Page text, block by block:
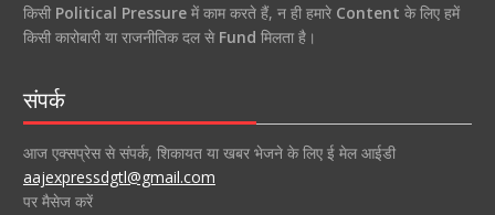
किसी Political Pressureमें काम करते हैं, न ही हमारे Content के लिए हमें
किसी कारोबारी या राजनीतिक दल से Fund मिलता है।
संपर्क
आज एक्सप्रेस से संपर्क, शिकायत या खबर भेजने के लिए ई मेल आईडी
aajexpressdgtl@gmail.com
पर मैसेज करें